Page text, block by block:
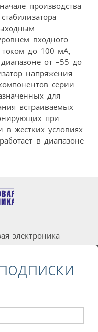
производства
входного
до 100 мА,
от –55 до
напряжения
серии
для
встраиваемых
при
в жестких условиях
в диапазоне
электроника